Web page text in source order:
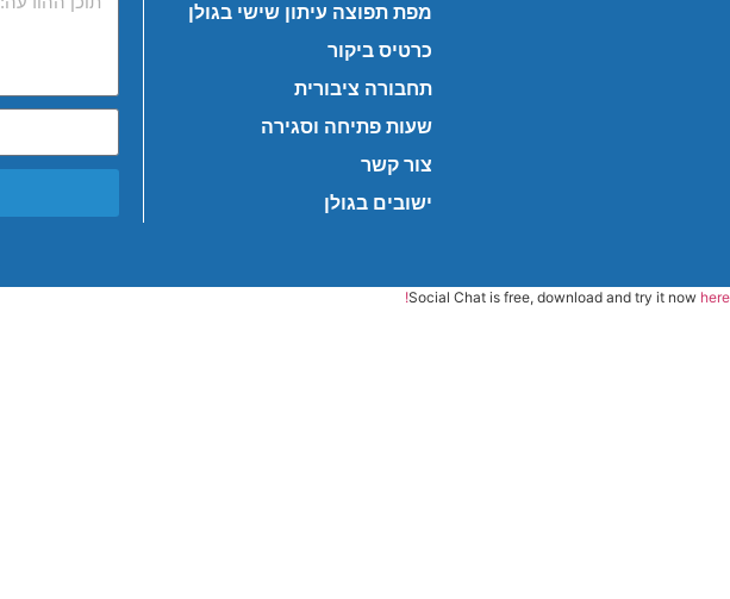
מפת תפוצה עיתון שישי בגולן
כרטיס ביקור
תחבורה ציבורית
שעות פתיחה וסגירה
צור קשר
ישובים בגולן
Social Chat is free, download and try it now here!